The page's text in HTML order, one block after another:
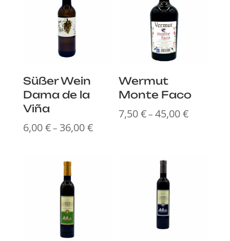
Süßer Wein
Dama de la
Viña
6,00€– 36,00€Preisspanne:
Wermut
Monte Faco
7,50€–45,00€